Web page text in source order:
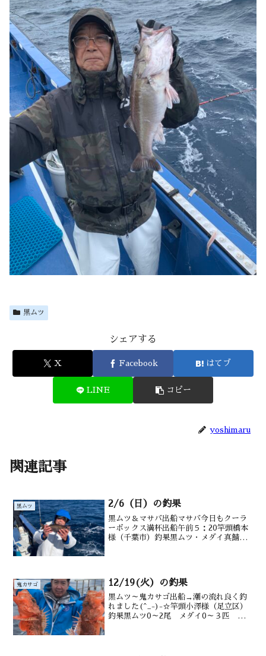
黒ムツ
シェアする
X Facebook はてブ
LINE コピー
yoshimaru
関連記事
黒ムツ 2/6（日）の釣果
黒ムツ＆マサバ出船マサバ今日もクーラ
ーボックス満杯出船午前５：20竿頭橋本
様（千葉市）釣果黒ムツ・メダイ真鯖ク
鬼カサゴ 12/19(火）の釣果
黒ムツ～鬼カサゴ出船→潮の流れ良く釣
れました(^_-)-☆竿頭小澤様（足立区）
釣果黒ムツ0～2尾 メダイ0～３匹